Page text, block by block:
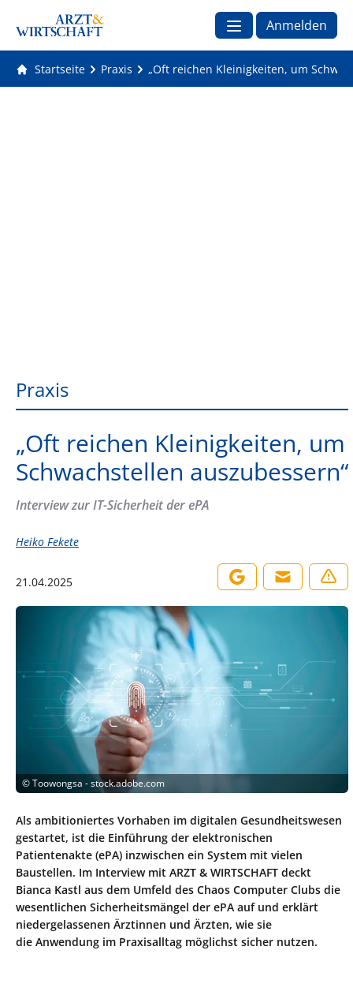
Anmelden
Startseite Praxis „Oft reichen Kleinigkeiten, um
Praxis
„Oft reichen Kleinigkeiten, um
Schwachstellen auszubessern“
Interview zur IT-Sicherheit der ePA
Heiko Fekete
21.04.2025
©Toowongsa - stock.adobe.com
Als ambitioniertes Vorhaben im digitalen Gesundheitswesen
gestartet, ist die Einführung der elektronischen
Patientenakte (ePA) inzwischen ein System mit vielen
Baustellen. Im Interview mit ARZT & WIRTSCHAFT deckt
Bianca Kastl aus dem Umfeld des Chaos Computer Clubs die
wesentlichen Sicherheitsmängel der ePA auf und erklärt
niedergelassenen Ärztinnen und Ärzten, wie sie
die Anwendung im Praxisalltag möglichst sicher nutzen.